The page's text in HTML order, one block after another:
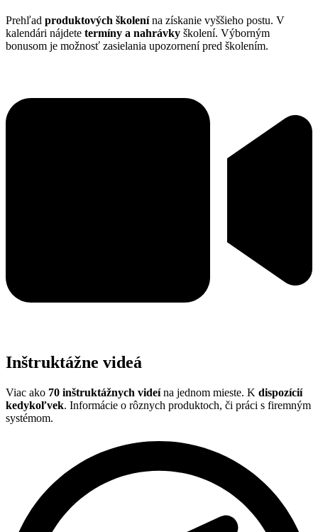
Prehľad produktových školenína získanie vyššieho postu. V
kalendári nájdete termíny a nahrávky školení. Výborným
bonusom je možnosť zasielania upozornení pred školením.
Inštruktážne videá
Viac ako 70 inštruktážnych videína jednom mieste. K dispozícií
kedykoľvek. Informácie o rôznych produktoch, či práci s firemným
systémom.